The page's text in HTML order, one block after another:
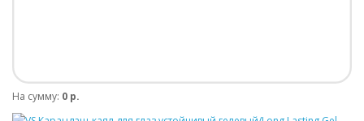
На сумму: 0 р.